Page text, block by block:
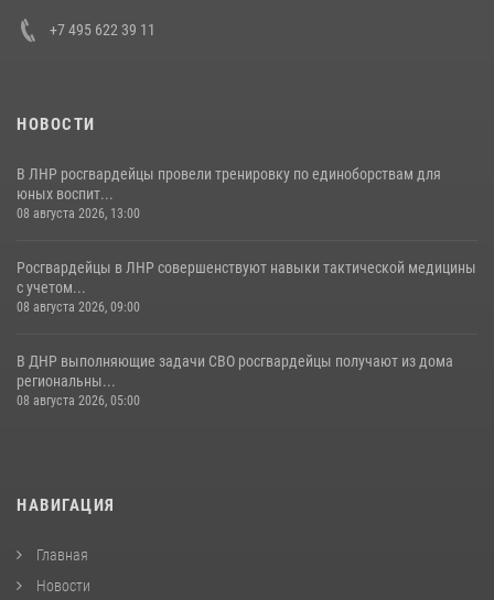
+7 495 622 39 11
НОВОСТИ
В ЛНР росгвардейцы провели тренировку по единоборствам для
юных воспит...
08 августа 2026, 13:00
Росгвардейцы в ЛНР совершенствуют навыки тактической медицины
с учетом...
08 августа 2026, 09:00
В ДНР выполняющие задачи СВО росгвардейцы получают из дома
региональны...
08 августа 2026, 05:00
НАВИГАЦИЯ
Главная
Новости